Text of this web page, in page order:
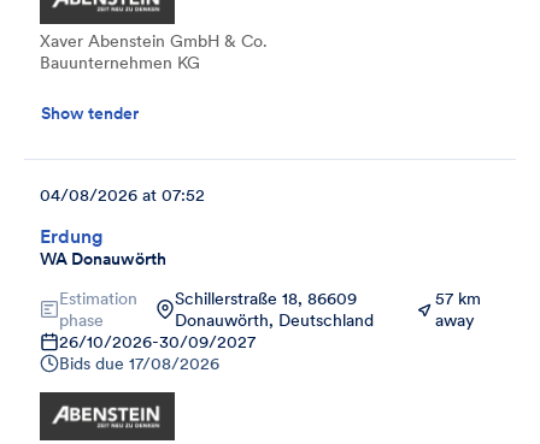
Xaver Abenstein GmbH & Co.
Bauunternehmen KG
Show tender
Erdung
WA Donauwörth
04/08/2026 at 07:52
Estimation
phase
Schillerstraße 18, 86609
Donauwörth, Deutschland
57 km
away
26/10/2026-30/09/2027
Bids due 17/08/2026